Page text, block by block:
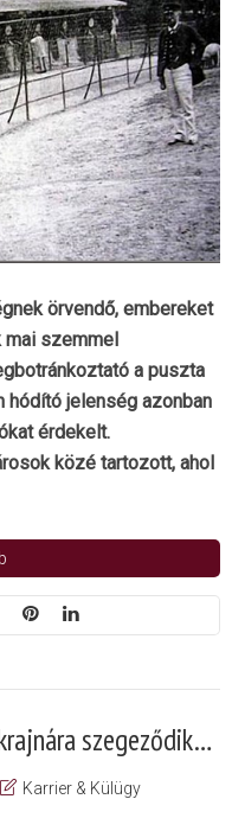
örvendő, embereket
mai szemmel
a puszta
hódító jelenség azonban
érdekelt.
közé tartozott, ahol
szegeződik…
Karrier & Külügy